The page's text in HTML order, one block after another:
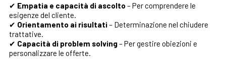
✔ Empatia e capacità di ascolto – Per comprendere le
esigenze del cliente.
✔ Orientamento ai risultati– Determinazione nel chiudere
trattative.
✔ Capacità di problem solving– Per gestire obiezioni e
personalizzare le offerte.